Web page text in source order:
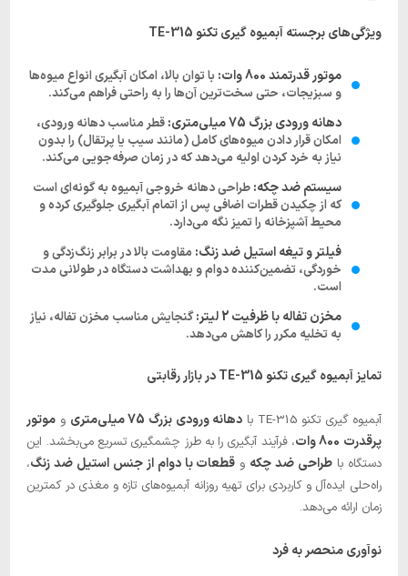
ویژگی‌های برجسته آبمیوه گیری تکنو TE-315
موتور قدرتمند 800 وات:
با توان بالا، امکان آبگیری انواع میوه‌ها
و سبزیجات، حتی سخت‌ترین آن‌ها را به راحتی فراهم می‌کند.
دهانه ورودی بزرگ 75 میلی‌متری:
قطر مناسب دهانه ورودی،
امکان قرار دادن میوه‌های کامل (مانند سیب یا پرتقال) را بدون
نیاز به خرد کردن اولیه می‌دهد که در زمان صرفه‌جویی می‌کند.
سیستم ضد چکه: طراحی دهانه خروجی آبمیوه به گونه‌ای است
که از چکیدن قطرات اضافی پس از اتمام آبگیری جلوگیری کرده و
محیط آشپزخانه را تمیز نگه می‌دارد.
فیلتر و تیغه استیل ضد زنگ: مقاومت بالا در برابر زنگ‌زدگی و
خوردگی، تضمین‌کننده دوام و بهداشت دستگاه در طولانی مدت
است.
مخزن تفاله با ظرفیت 2 لیتر:
گنجایش مناسب مخزن تفاله، نیاز
به تخلیه مکرر را کاهش می‌دهد.
تمایز آبمیوه گیری تکنو TE-315 در بازار رقابتی
آبمیوه گیری تکنو TE-315 با دهانه ورودی بزرگ 75 میلی‌متری و موتور
پرقدرت 800 وات
، فرآیند آبگیری را به طرز چشمگیری تسریع می‌بخشد. این
دستگاه با طراحی ضد چکه و قطعات با دوام از جنس استیل ضد زنگ،
راه‌حلی ایده‌آل و کاربردی برای تهیه روزانه آبمیوه‌های تازه و مغذی در کمترین
زمان ارائه می‌دهد.
نوآوری منحصر به فرد